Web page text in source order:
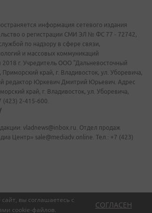
вы соглашаетесь с
cookie-файлов.
СОГЛАСЕН
информация сетевого издания
о регистрации СМИ ЭЛ № ФС 77 - 72742,
по надзору в сфере связи,
и массовых коммуникаций
2018 г. Учредитель ООО "Дальневосточный
край, г. Владивосток, ул. Уборевича,
редактор Юркевич Дмитрий Юрьевич. Адрес
край, г. Владивосток, ул. Уборевича,
(423) 2-415-600.
vladnews@inbox.ru. Отдел продаж
Центр» sale@mediadv.online. Тел.: +7 (423)